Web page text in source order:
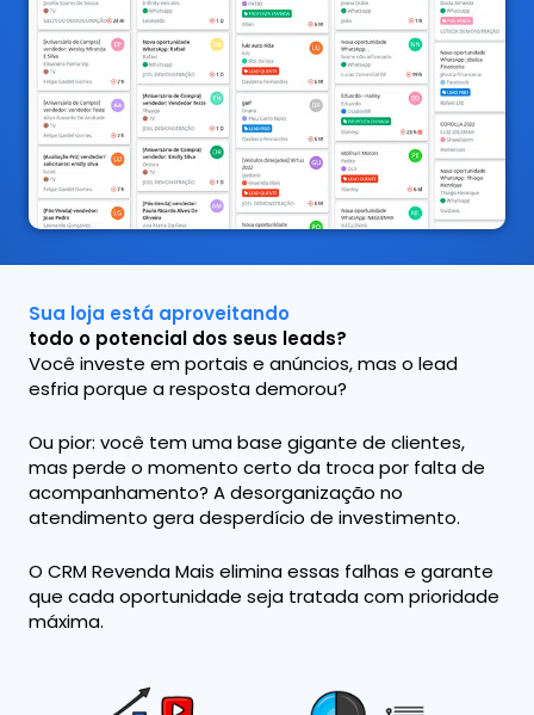
Sua loja está aproveitando
todo o potencial dos seus leads?
Você investe em portais e anúncios, mas o lead
esfria porque a resposta demorou?
Ou pior: você tem uma base gigante de clientes,
mas perde o momento certo da troca por falta de
acompanhamento? A desorganização no
atendimento gera desperdício de investimento.
O CRM Revenda Mais elimina essas falhas e garante
que cada oportunidade seja tratada com prioridade
máxima.